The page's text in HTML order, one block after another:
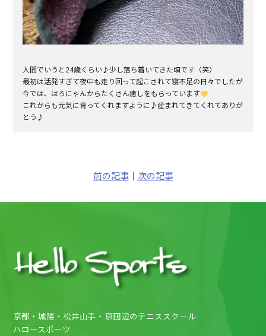
人間でいうと24歳くらい♪少し落ち着いてきた頃です（笑）
最初は活発すぎて夜中も走り回って起こされて寝不足の日々でしたが
今では、はろにゃんからたくさん癒しをもらっています
これからも元気に育ってくれますように♪産まれてきてくれてありが
とう♪
前の記事｜ 次の記事
京都・城陽・松井山手・京田辺のテニススクール
ハロースポーツ